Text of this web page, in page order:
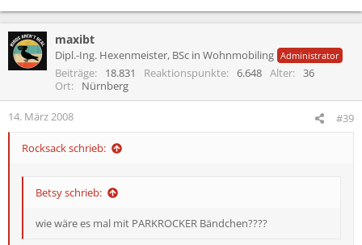
maxibt
Dipl.-Ing. Hexenmeister, BSc in Wohnmobiling Administrator
Beiträge 18.831 Reaktionspunkte 6.648 Alter
36
Ort
Nürnberg
14. März 2008 #39
Rocksack schrieb:
Betsy schrieb:
wie wäre es mal mit PARKROCKER Bändchen????